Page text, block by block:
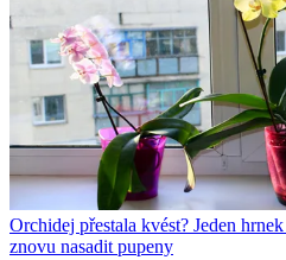
Orchidej přestala kvést? Jeden
znovu nasadit pupeny